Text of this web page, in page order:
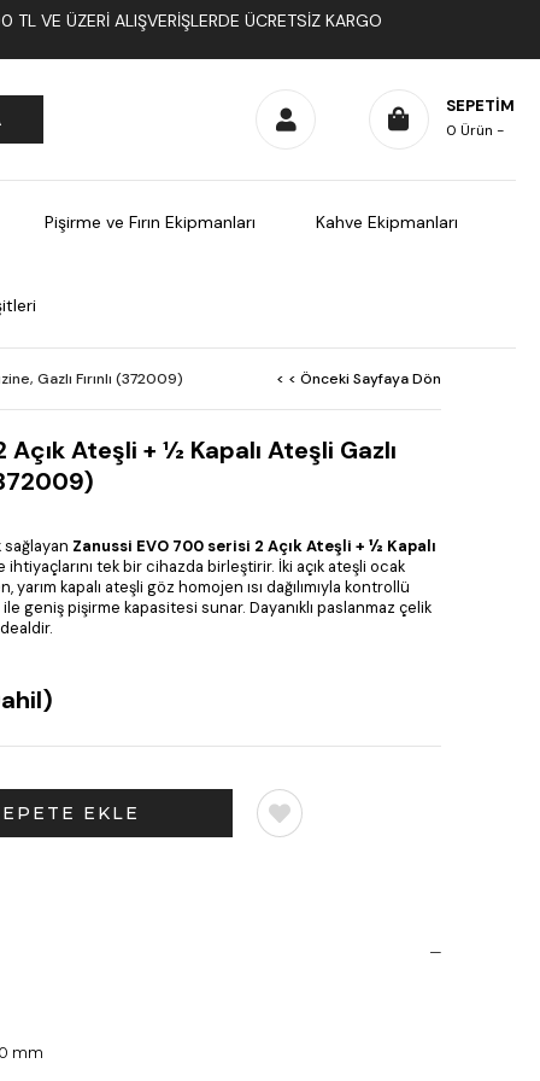
VE ÜZERI ALIŞVERIŞLERDE ÜCRETSIZ KARGO
SEPETIM
0 Ürün
Pişirme ve Fırın Ekipmanları Kahve Ekipmanları
Gazlı Fırınlı (372009) < < Önceki Sayfaya Dön
Ateşli + ½ Kapalı Ateşli Gazlı
Zanussi EVO 700 serisi 2 Açık Ateşli + ½ Kapalı
ihtiyaçlarını tek bir cihazda birleştirir. İki açık ateşli ocak
yarım kapalı ateşli göz homojen ısı dağılımıyla kontrollü
ile geniş pişirme kapasitesi sunar. Dayanıklı paslanmaz çelik
mm